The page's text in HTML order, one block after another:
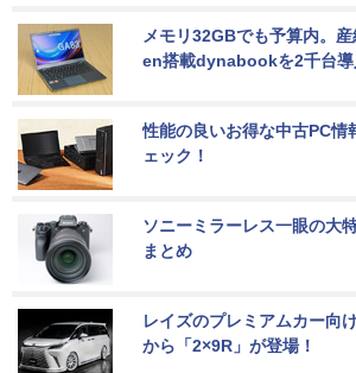
メモリ32GBでも予算内。
en搭載dynabookを2千台導
性能の良いお得な中古PC情
ェック！
ソニーミラーレス一眼の大
まとめ
レイズのプレミアムカー向
から「2×9R」が登場！